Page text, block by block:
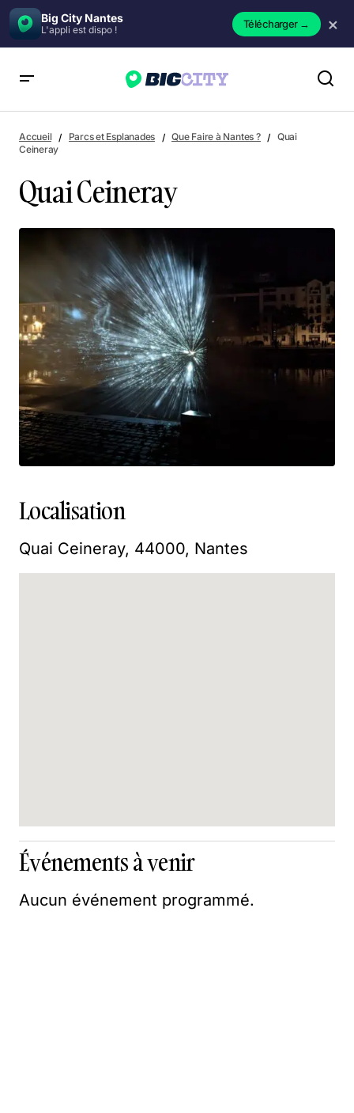
Big City Nantes
L'appli est dispo ! Télécharger→ ×
Accueil Parcs et Esplanades Que Faire à Nantes ?
Quai
Ceineray
Quai Ceineray
Localisation
Quai Ceineray, 44000, Nantes
Événements à venir
Aucun événement programmé.